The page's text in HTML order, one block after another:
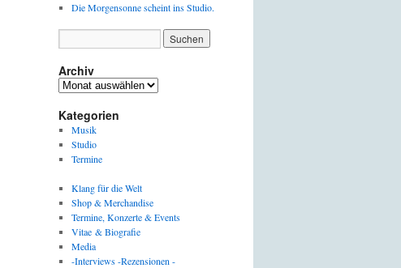
Die Morgensonne scheint ins Studio.
Archiv
Archiv
Kategorien
Musik
Studio
Termine
Klang für die Welt
Shop & Merchandise
Termine, Konzerte & Events
Vitae & Biografie
Media
-Interviews -Rezensionen -